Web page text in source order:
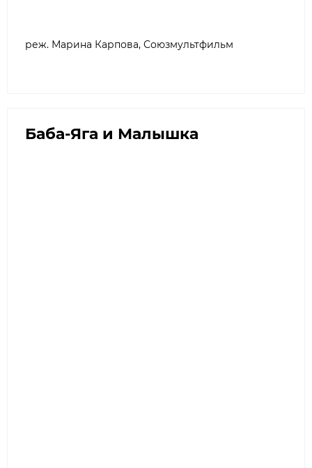
реж. Марина Карпова, Союзмультфильм
Баба-Яга и Малышка